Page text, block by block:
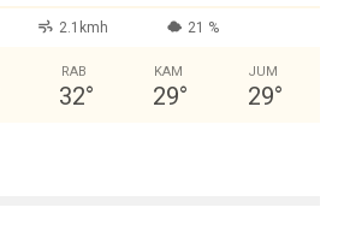
2.1kmh 21 %
RAB
32°
KAM
29°
JUM
29°